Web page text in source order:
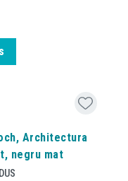
Architectura
negru mat